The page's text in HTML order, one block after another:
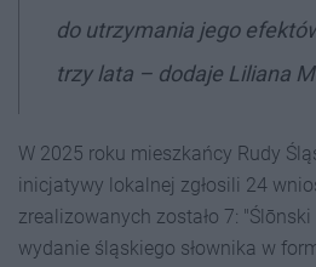
do utrzymania jego
trzy lata – dodaje Liliana
W 2025 roku mieszkańcy Rudy
inicjatywy lokalnej zgłosili 24
zrealizowanych zostało 7:
wydanie śląskiego słownika w